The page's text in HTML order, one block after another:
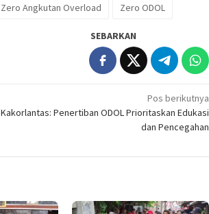
Zero Angkutan Overload Zero ODOL
SEBARKAN
Pos berikutnya
Kakorlantas: Penertiban ODOL Prioritaskan Edukasi
dan Pencegahan